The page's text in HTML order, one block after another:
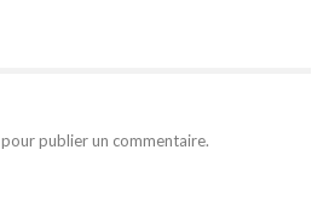
pour publier un commentaire.